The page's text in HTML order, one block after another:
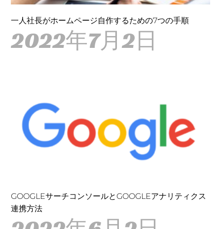
一人社長がホームページ自作するための7つの手順
2022年7月2日
GOOGLEサーチコンソールとGOOGLEアナリティクス
連携方法